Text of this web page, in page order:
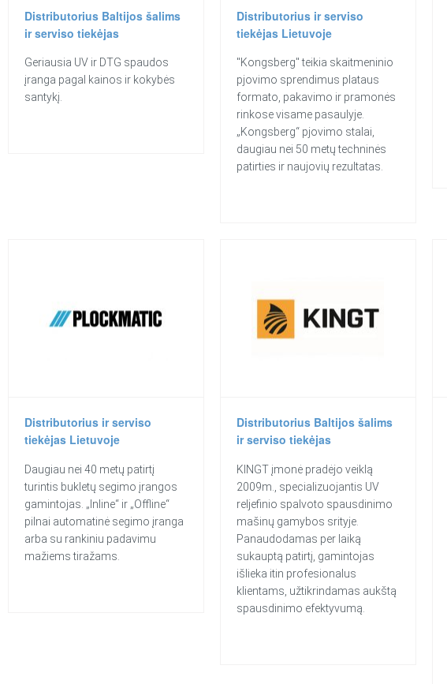
Distributorius Baltijos šalims
ir serviso tiekėjas
Geriausia UV ir DTG spaudos
įranga pagal kainos ir kokybės
santykį.
Distributorius ir serviso
tiekėjas Lietuvoje
"Kongsberg" teikia skaitmeninio
pjovimo sprendimus plataus
formato, pakavimo ir pramonės
rinkose visame pasaulyje.
„Kongsberg“ pjovimo stalai,
daugiau nei 50 metų techninės
patirties ir naujovių rezultatas.
Distributorius ir serviso
tiekėjas Lietuvoje
Daugiau nei 40 metų patirtį
turintis bukletų segimo įrangos
gamintojas. „Inline“ ir „Offline“
pilnai automatinė segimo įranga
arba su rankiniu padavimu
mažiems tiražams.
Distributorius Baltijos šalims
ir serviso tiekėjas
KINGT įmonė pradėjo veiklą
2009m., specializuojantis UV
reljefinio spalvoto spausdinimo
mašinų gamybos srityje.
Panaudodamas per laiką
sukauptą patirtį, gamintojas
išlieka itin profesionalus
klientams, užtikrindamas aukštą
spausdinimo efektyvumą.